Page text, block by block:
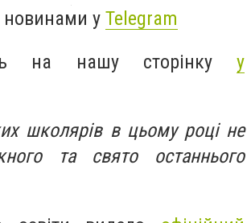
новинами у Telegram
на нашу сторінку у
школярів в цьому році не
та свято останнього